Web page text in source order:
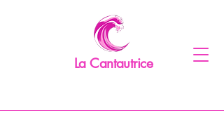
La Cantautrice